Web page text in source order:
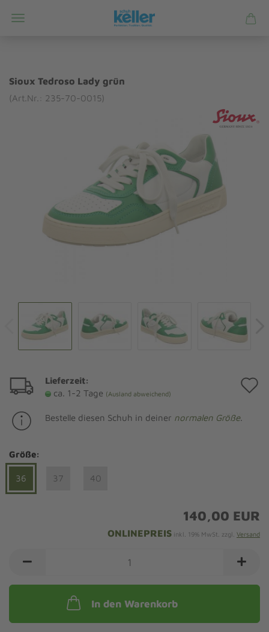
Sioux Tedroso Lady grün
(Art.Nr.: 235-70-0015)
Lieferzeit:
ca. 1-2 Tage (Ausland abweichend)
Bestelle diesen Schuh in deiner normalen Größe.
Größe:
36 37 40
140,00 EUR
ONLINEPREIS inkl. 19% MwSt. zzgl. Versand
In den Warenkorb